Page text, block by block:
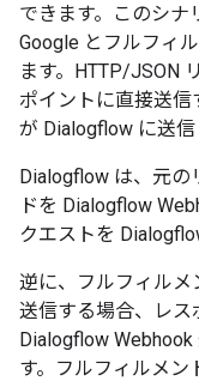
できます。このシ
Google とフルフィ
ます。HTTP/JSON
ポイントに直接送
が Dialogflow に送信
Dialogflow は、元の
ドを Dialogflow
クエストを
逆に、フルフィルメ
送信する場合、レス
Dialogflow
す。フルフィルメン